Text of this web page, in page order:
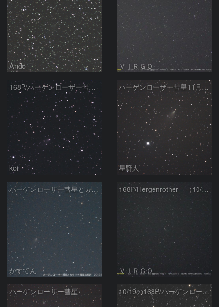
Ando ＶＩＲＧＯ
168P/ハーゲンローザー彗星 11/10
koi
ハーゲンローザー彗星11月4日
星野人
ハーゲンローザー彗星とカタリナ彗星の接近
かすてん
168P/Hergenrother （10/20）
ＶＩＲＧＯ
ハーゲンローザー彗星 10/19の168P/ハーゲンローザー彗星